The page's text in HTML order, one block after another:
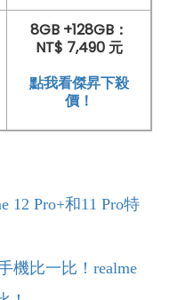
8GB +128GB：
NT$ 7,490 元
點我看傑昇下殺
價！
12 Pro+和11 Pro特
機比一比！realme